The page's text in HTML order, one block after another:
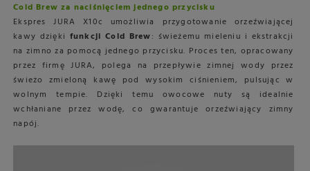
Cold Brew za naciśnięciem jednego przycisku
Ekspres JURA X10c umożliwia przygotowanie orzeźwiającej
kawy dzięki funkcji Cold Brew: świeżemu mieleniu i ekstrakcji
na zimno za pomocą jednego przycisku. Proces ten, opracowany
przez firmę JURA, polega na przepływie zimnej wody przez
świeżo zmieloną kawę pod wysokim ciśnieniem, pulsując w
wolnym tempie. Dzięki temu owocowe nuty są idealnie
wchłaniane przez wodę, co gwarantuje orzeźwiający zimny
napój.